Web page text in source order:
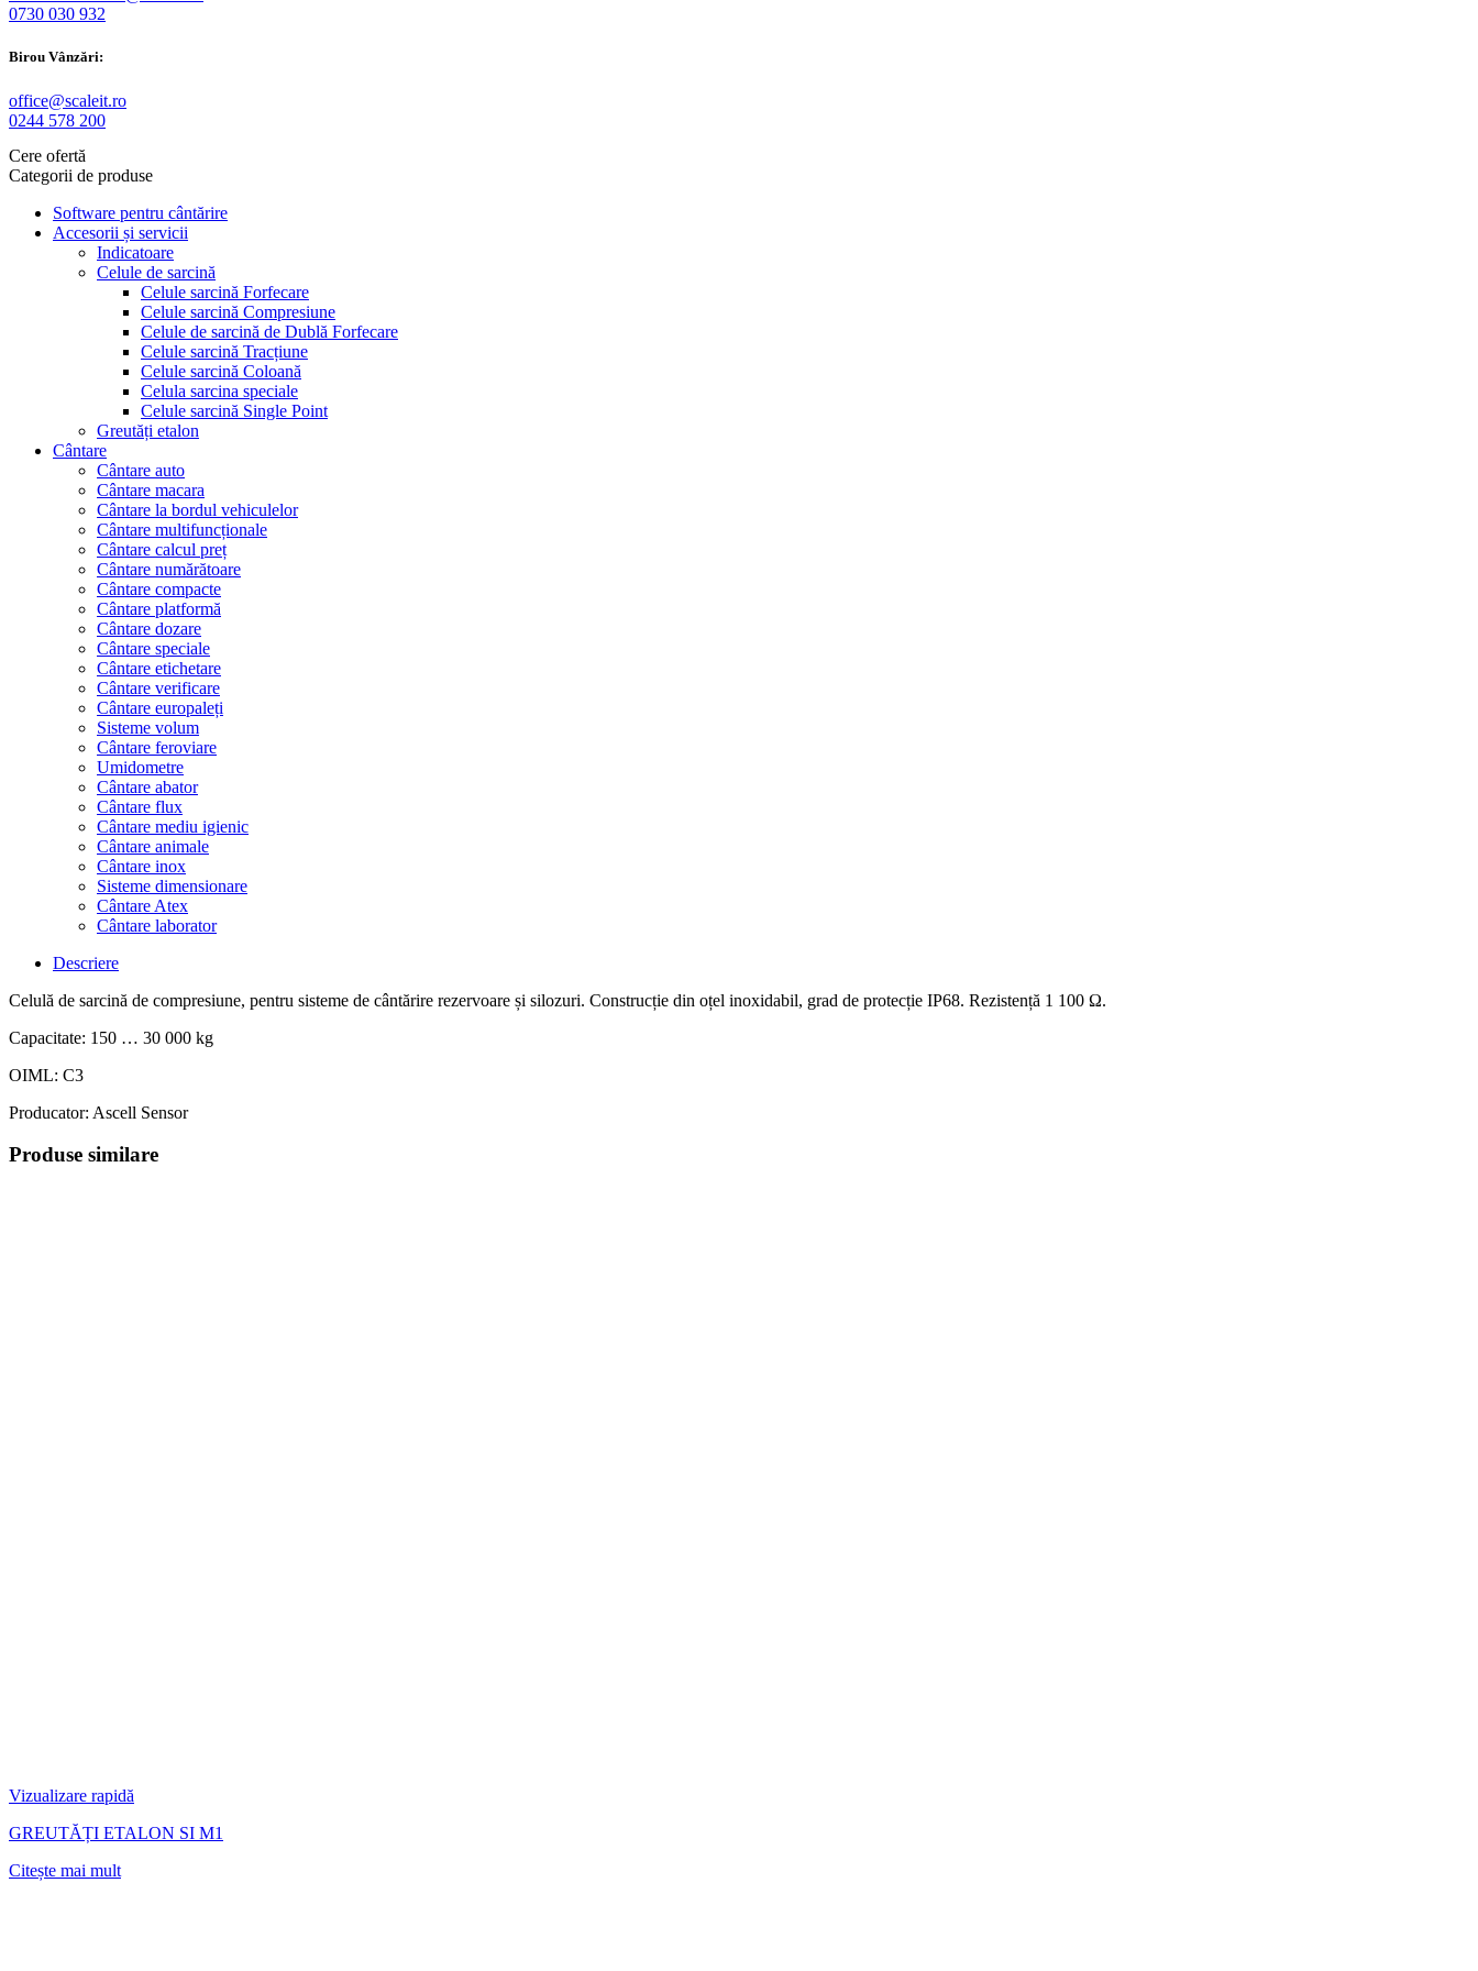
0730 030 932
Birou Vânzări:
office@scaleit.ro
0244 578 200
Cere ofertă
Categorii de produse
Software pentru cântărire
Accesorii și servicii
Indicatoare
Celule de sarcină
Celule sarcină Forfecare
Celule sarcină Compresiune
Celule de sarcină de Dublă Forfecare
Celule sarcină Tracțiune
Celule sarcină Coloană
Celula sarcina speciale
Celule sarcină Single Point
Greutăți etalon
Cântare
Cântare auto
Cântare macara
Cântare la bordul vehiculelor
Cântare multifuncționale
Cântare calcul preț
Cântare numărătoare
Cântare compacte
Cântare platformă
Cântare dozare
Cântare speciale
Cântare etichetare
Cântare verificare
Cântare europaleți
Sisteme volum
Cântare feroviare
Umidometre
Cântare abator
Cântare flux
Cântare mediu igienic
Cântare animale
Cântare inox
Sisteme dimensionare
Cântare Atex
Cântare laborator
Descriere
Celulă de sarcină de compresiune, pentru sisteme de cântărire rezervoare și silozuri. Construcție din oțel inoxidabil, grad de protecție IP68. Rezistență 1 100 Ω.
Capacitate: 150 … 30 000 kg
OIML: C3
Producator: Ascell Sensor
Produse similare
Vizualizare rapidă
GREUTĂȚI ETALON SI M1
Citește mai mult